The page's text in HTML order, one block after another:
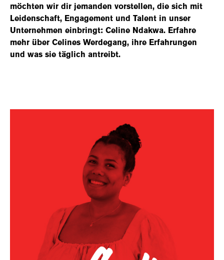
möchten wir dir jemanden vorstellen, die sich mit
Leidenschaft, Engagement und Talent in unser
Unternehmen einbringt: Celine Ndakwa. Erfahre
mehr über Celines Werdegang, ihre Erfahrungen
und was sie täglich antreibt.